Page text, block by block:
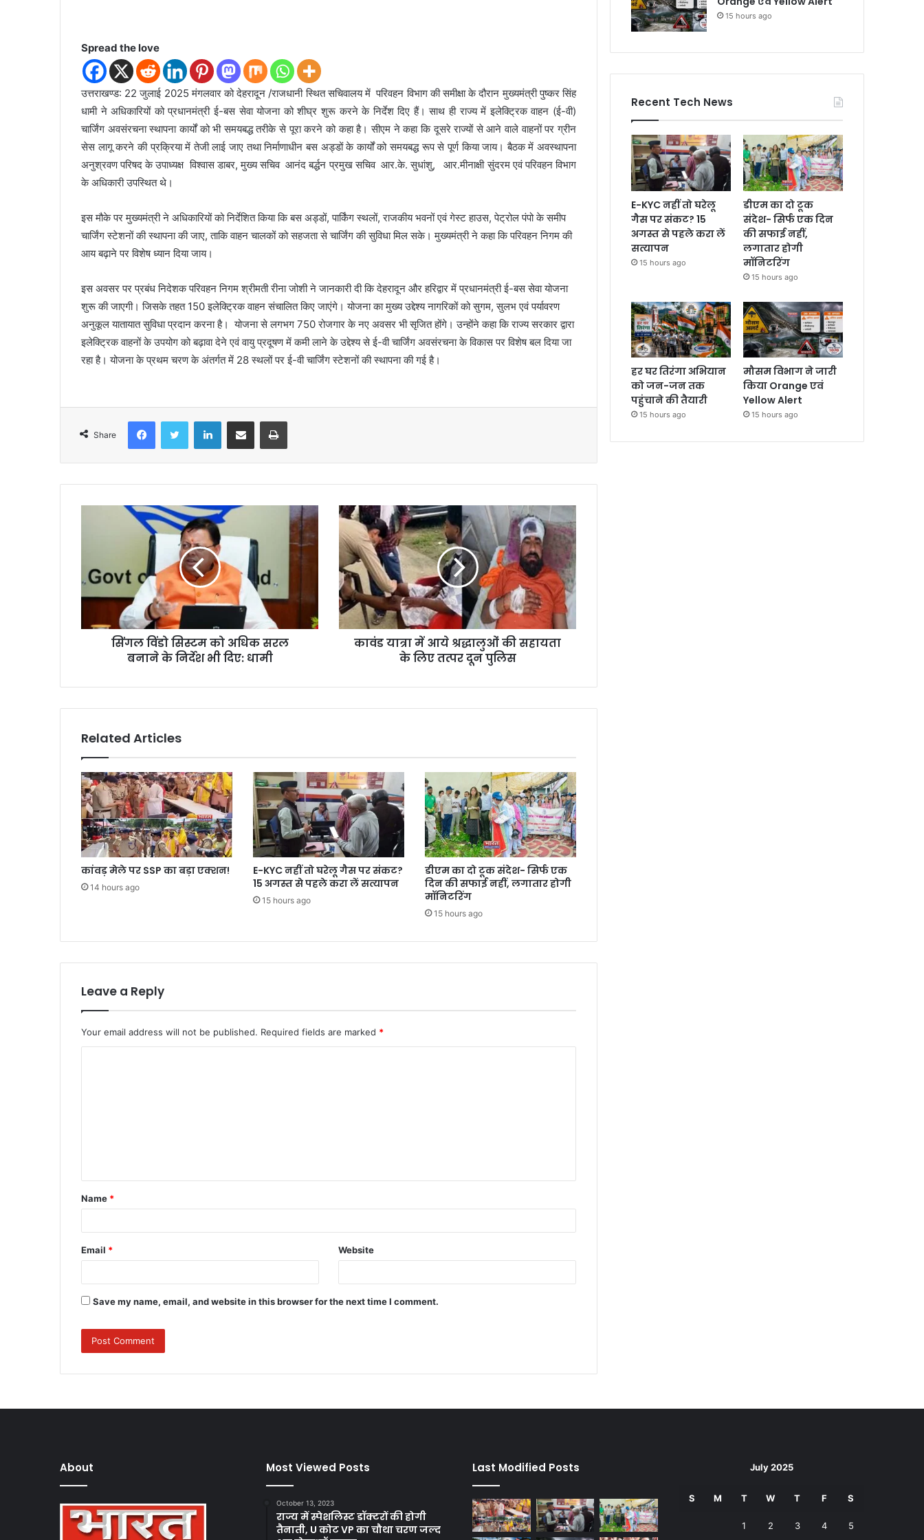
Spread the love
उत्तराखण्ड: 22 जुलाई 2025 मंगलवार को देहरादून /राजधानी स्थित सचिवालय में परिवहन विभाग की समीक्षा के दौरान मुख्यमंत्री पुष्कर सिंह
धामी ने अधिकारियों को प्रधानमंत्री ई-बस सेवा योजना को शीघ्र शुरू करने के निर्देश दिए हैं। साथ ही राज्य में इलेक्ट्रिक वाहन (ई-वी)
चार्जिंग अवसंरचना स्थापना कार्यों को भी समयबद्ध तरीके से पूरा करने को कहा है। सीएम ने कहा कि दूसरे राज्यों से आने वाले वाहनों पर ग्रीन
सेस लागू करने की प्रक्रिया में तेजी लाई जाए तथा निर्माणाधीन बस अड्डों के कार्यों को समयबद्ध रूप से पूर्ण किया जाय। बैठक में अवस्थापना
अनुश्रवण परिषद के उपाध्यक्ष विश्वास डाबर, मुख्य सचिव आनंद बर्द्धन प्रमुख सचिव आर.के. सुधांशु, आर.मीनाक्षी सुंदरम एवं परिवहन विभाग
के अधिकारी उपस्थित थे।
इस मौके पर मुख्यमंत्री ने अधिकारियों को निर्देशित किया कि बस अड्डों, पार्किंग स्थलों, राजकीय भवनों एवं गेस्ट हाउस, पेट्रोल पंपो के समीप
चार्जिंग स्टेशनों की स्थापना की जाए, ताकि वाहन चालकों को सहजता से चार्जिंग की सुविधा मिल सके। मुख्यमंत्री ने कहा कि परिवहन निगम की
आय बढ़ाने पर विशेष ध्यान दिया जाय।
इस अवसर पर प्रबंध निदेशक परिवहन निगम श्रीमती रीना जोशी ने जानकारी दी कि देहरादून और हरिद्वार में प्रधानमंत्री ई-बस सेवा योजना
शुरू की जाएगी। जिसके तहत 150 इलेक्ट्रिक वाहन संचालित किए जाएंगे। योजना का मुख्य उद्देश्य नागरिकों को सुगम, सुलभ एवं पर्यावरण
अनुकूल यातायात सुविधा प्रदान करना है। योजना से लगभग 750 रोजगार के नए अवसर भी सृजित होंगे। उन्होंने कहा कि राज्य सरकार द्वारा
इलेक्ट्रिक वाहनों के उपयोग को बढ़ावा देने एवं वायु प्रदूषण में कमी लाने के उद्देश्य से ई-वी चार्जिंग अवसंरचना के विकास पर विशेष बल दिया जा
रहा है। योजना के प्रथम चरण के अंतर्गत में 28 स्थलों पर ई-वी चार्जिंग स्टेशनों की स्थापना की गई है।
Share
सिंगल विंडो सिस्टम को अधिक सरल
बनाने के निर्देश भी दिए: धामी
कावंड यात्रा में आये श्रद्धालुओं की सहायता
के लिए तत्पर दून पुलिस
Related Articles
कांवड़ मेले पर SSP का बड़ा एक्शन!
14 hours ago
E-KYC नहीं तो घरेलू गैस पर संकट?
15 अगस्त से पहले करा लें सत्यापन
15 hours ago
डीएम का दो टूक संदेश- सिर्फ एक
दिन की सफाई नहीं, लगातार होगी
मॉनिटरिंग
15 hours ago
Leave a Reply
Your email address will not be published. Required fields are marked *
t
*
Name *
Email * Website
Save my name, email, and website in this browser for the next time I comment.
15 hours ago
Recent Tech News
E-KYC नहीं तो घरेलू
गैस पर संकट? 15
अगस्त से पहले करा लें
सत्यापन
15 hours ago
डीएम का दो टूक
संदेश- सिर्फ एक दिन
की सफाई नहीं,
लगातार होगी
मॉनिटरिंग
15 hours ago
हर घर तिरंगा अभियान
को जन-जन तक
पहुंचाने की तैयारी
15 hours ago
मौसम विभाग ने जारी
किया Orange एवं
Yellow Alert
15 hours ago
About Most Viewed Posts
October 13, 2023
राज्य में स्पेशलिस्ट डॉक्टरों की होगी
तैनाती, U कोट VP का चौथा चरण जल्द
Last Modified Posts July 2025
S M T W T F S
1 2 3 4 5